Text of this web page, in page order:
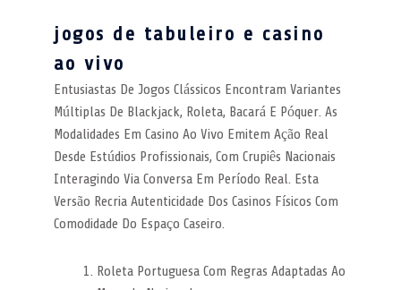
jogos de tabuleiro e casino
ao vivo
Entusiastas De Jogos Clássicos Encontram Variantes
Múltiplas De Blackjack, Roleta, Bacará E Póquer. As
Modalidades Em Casino Ao Vivo Emitem Ação Real
Desde Estúdios Profissionais, Com Crupiês Nacionais
Interagindo Via Conversa Em Período Real. Esta
Versão Recria Autenticidade Dos Casinos Físicos Com
Comodidade Do Espaço Caseiro.
Roleta Portuguesa Com Regras Adaptadas Ao